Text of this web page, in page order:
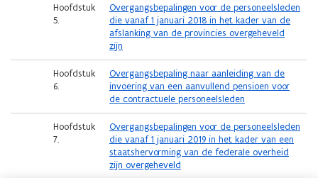
Hoofdstuk
5.
Overgangsbepalingen voor de personeelsleden
die vanaf 1 januari 2018 in het kader van de
afslanking van de provincies overgeheveld
zijn
Hoofdstuk
6.
Overgangsbepaling naar aanleiding van de
invoering van een aanvullend pensioen voor
de contractuele personeelsleden
Hoofdstuk
7.
Overgangsbepalingen voor de personeelsleden
die vanaf 1 januari 2019 in het kader van een
staatshervorming van de federale overheid
zijn overgeheveld